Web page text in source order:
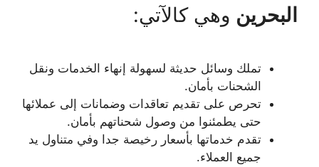
البحرين وهي كالآتي:
تملك وسائل حديثة لسهولة إنهاء الخدمات ونقل
الشحنات بأمان.
تحرص على تقديم تعاقدات وضمانات إلى عملائها
حتى يطمئنوا من وصول شحناتهم بأمان.
تقدم خدماتها بأسعار رخيصة جدا وفي متناول يد
جميع العملاء.